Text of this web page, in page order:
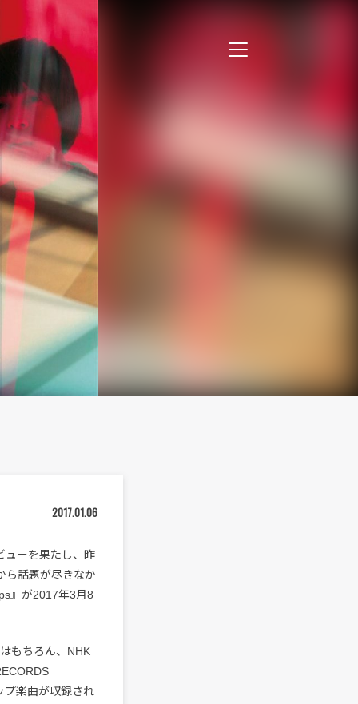
2017.01.06
ューを果たし、昨
ら話題が尽きなか
』が2017年3月8
もちろん、NHK
プ楽曲が収録され